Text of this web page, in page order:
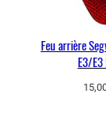
Feu arrière
E3/E3